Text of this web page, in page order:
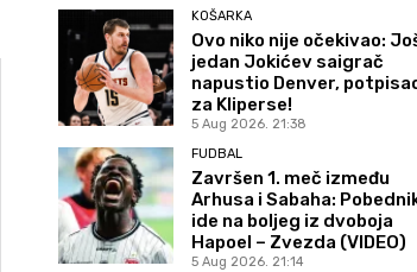
KOŠARKA
Ovo niko nije očekivao:
jedan Jokićev saigrač
napustio Denver,
za Kliperse!
5 Aug 2026. 21:38
FUDBAL
Završen 1. meč između
Arhusa i Sabaha:
ide na boljeg iz dvoboja
Hapoel – Zvezda (VIDEO)
5 Aug 2026. 21:14